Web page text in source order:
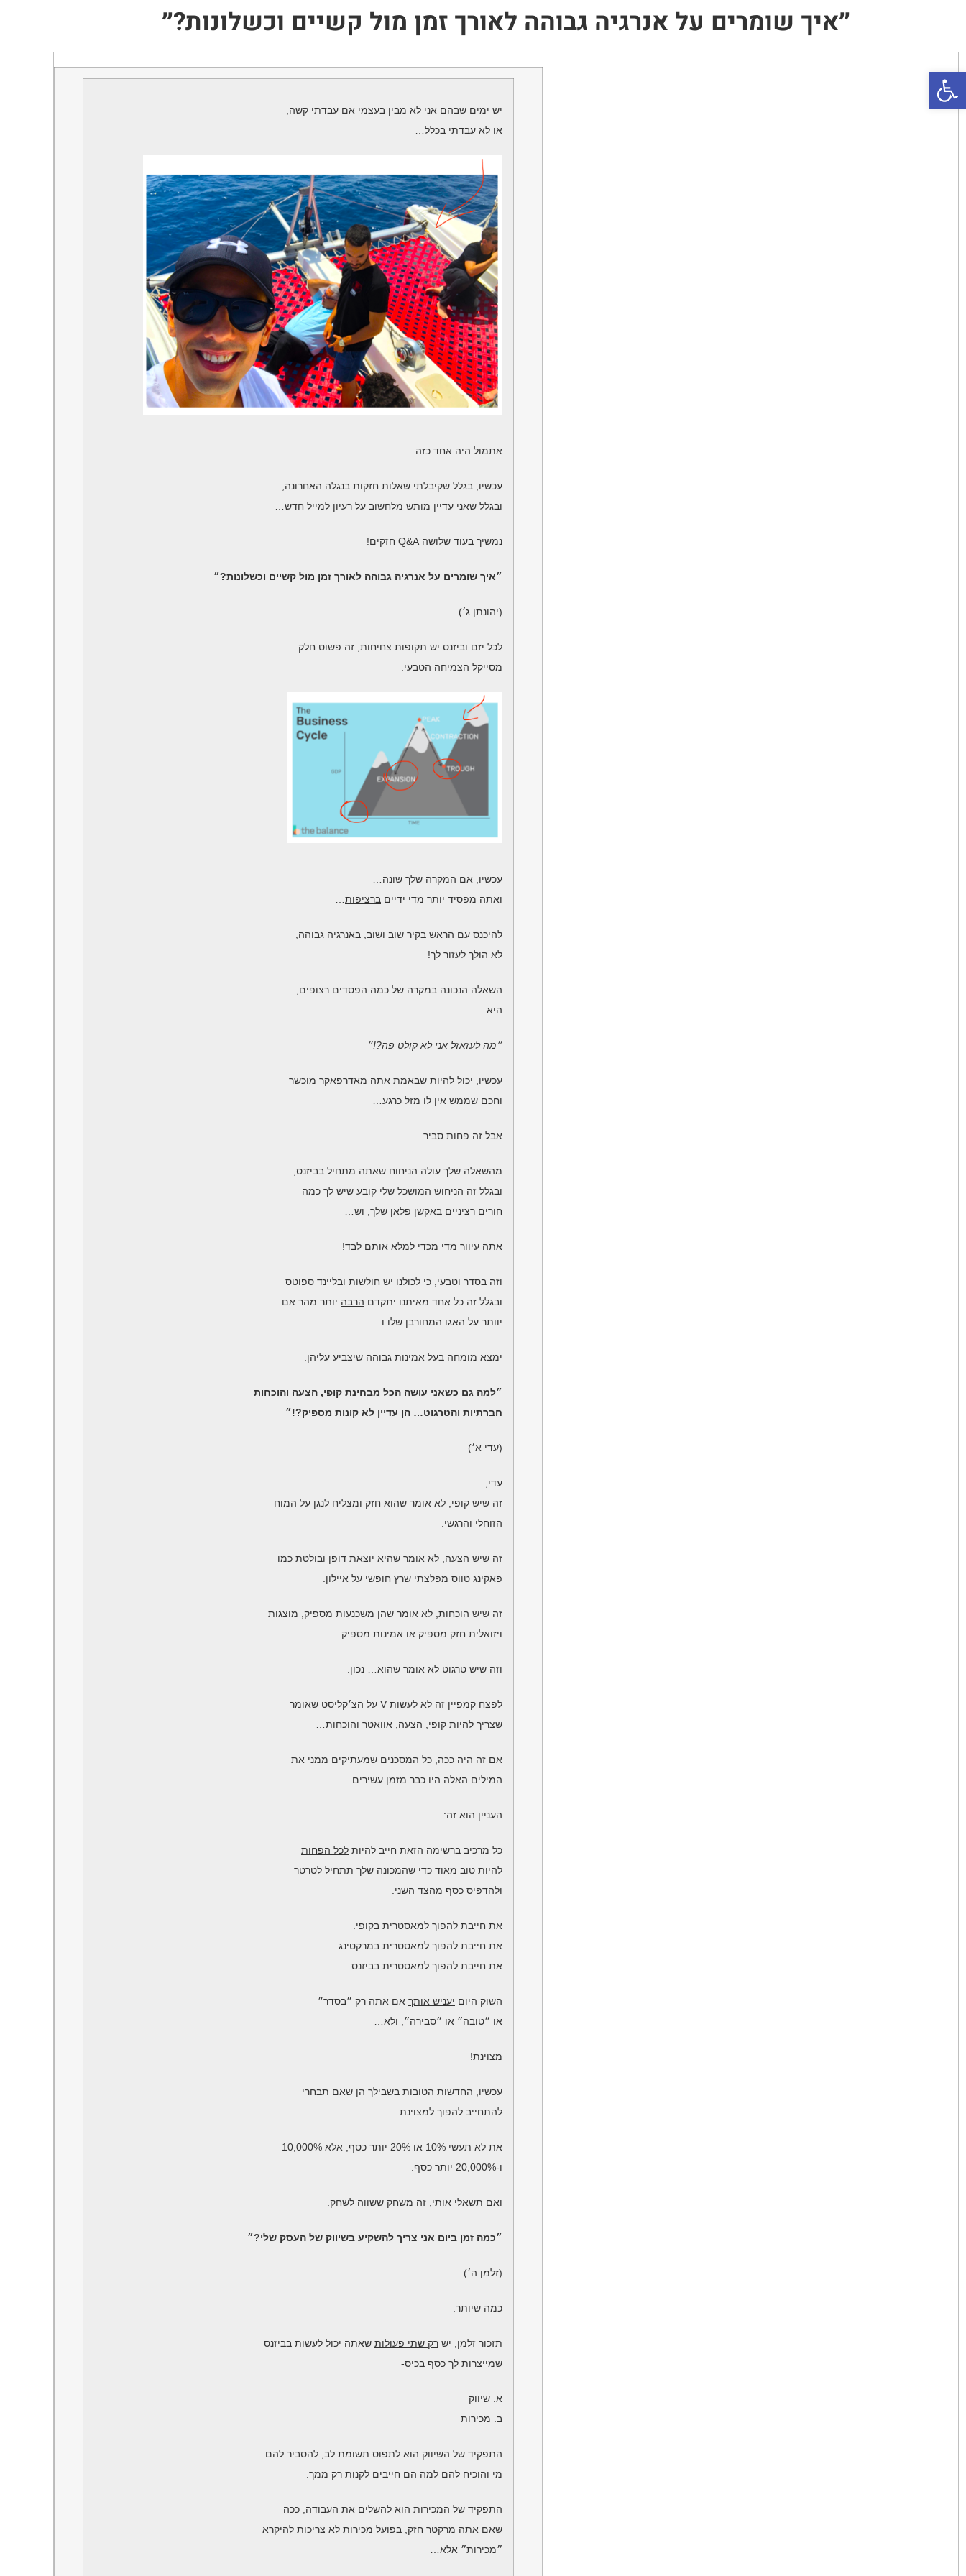
פתח סרגל נגישות
״איך שומרים על אנרגיה גבוהה לאורך זמן מול קשיים וכשלונות?״
יש ימים שבהם אני לא מבין בעצמי אם עבדתי קשה,
או לא עבדתי בכלל…
אתמול היה אחד כזה.
עכשיו, בגלל שקיבלתי שאלות חזקות בנגלה האחרונה,
ובגלל שאני עדיין מותש מלחשוב על רעיון למייל חדש…
נמשיך בעוד שלושה Q&A חזקים!
״איך שומרים על אנרגיה גבוהה לאורך זמן מול קשיים וכשלונות?״
(יהונתן ג׳)
לכל יזם וביזנס יש תקופות צחיחות, זה פשוט חלק
מסייקל הצמיחה הטבעי:
עכשיו, אם המקרה שלך שונה…
ואתה מפסיד יותר מדי ידיים ברציפות
להיכנס עם הראש בקיר שוב ושוב, באנרגיה גבוהה,
לא הולך לעזור לך!
השאלה הנכונה במקרה של כמה הפסדים רצופים,
היא…
״מה לעזאזל אני לא קולט פה?!״
עכשיו, יכול להיות שבאמת אתה מאדרפאקר מוכשר
וחכם שממש אין לו מזל כרגע…
אבל זה פחות סביר.
מהשאלה שלך עולה הניחוח שאתה מתחיל בביזנס,
ובגלל זה הניחוש המושכל שלי קובע שיש לך כמה
חורים רציניים באקשן פלאן שלך, וש…
אתה עיוור מדי מכדי למלא אותם לבד!
וזה בסדר וטבעי, כי לכולנו יש חולשות ובליינד ספוטס
ובגלל זה כל אחד מאיתנו יתקדם הרבה יותר מהר אם
יוותר על האגו המחורבן שלו ו…
ימצא מומחה בעל אמינות גבוהה שיצביע עליהן.
״למה גם כשאני עושה הכל מבחינת קופי, הצעה והוכחות
חברתיות והטרגוט… הן עדיין לא קונות מספיק?!״
(עדי א׳)
עדי,
זה שיש קופי, לא אומר שהוא חזק ומצליח לנגן על המוח
הזוחלי והרגשי.
זה שיש הצעה, לא אומר שהיא יוצאת דופן ובולטת כמו
פאקינג טווס מפלצתי שרץ חופשי על איילון.
זה שיש הוכחות, לא אומר שהן משכנעות מספיק, מוצגות
ויזואלית חזק מספיק או אמינות מספיק.
וזה שיש טרגוט לא אומר שהוא… נכון.
לפצח קמפיין זה לא לעשות V על הצ׳קליסט שאומר
שצריך להיות קופי, הצעה, אוואטר והוכחות…
אם זה היה ככה, כל המסכנים שמעתיקים ממני את
המילים האלה היו כבר מזמן עשירים.
העניין הוא זה:
כל מרכיב ברשימה הזאת חייב להיות לכל הפחות
להיות טוב מאוד כדי שהמכונה שלך תתחיל לטרטר
ולהדפיס כסף מהצד השני.
את חייבת להפוך למאסטרית בקופי.
את חייבת להפוך למאסטרית במרקטינג.
את חייבת להפוך למאסטרית בביזנס.
השוק היום יעניש אותך אם אתה רק ״בסדר״
או ״טובה״ או ״סבירה״, ולא…
מצוינת!
עכשיו, החדשות הטובות בשבילך הן שאם תבחרי
להתחייב להפוך למצוינת…
את לא תעשי 10% או 20% יותר כסף, אלא 10,000%
ו-20,000% יותר כסף.
ואם תשאלי אותי, זה משחק ששווה לשחק.
״כמה זמן ביום אני צריך להשקיע בשיווק של העסק שלי?״
(זלמן ה׳)
כמה שיותר.
תזכור זלמן, יש רק שתי פעולות שאתה יכול לעשות בביזנס
שמייצרות לך כסף בכיס-
א. שיווק
ב. מכירות
התפקיד של השיווק הוא לתפוס תשומת לב, להסביר להם
מי והוכיח להם למה הם חייבים לקנות רק ממך.
התפקיד של המכירות הוא להשלים את העבודה, ככה
שאם אתה מרקטר חזק, בפועל מכירות לא צריכות להיקרא
״מכירות״ אלא…